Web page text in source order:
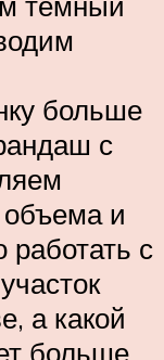
больше
с
и
работать с
а какой
больше